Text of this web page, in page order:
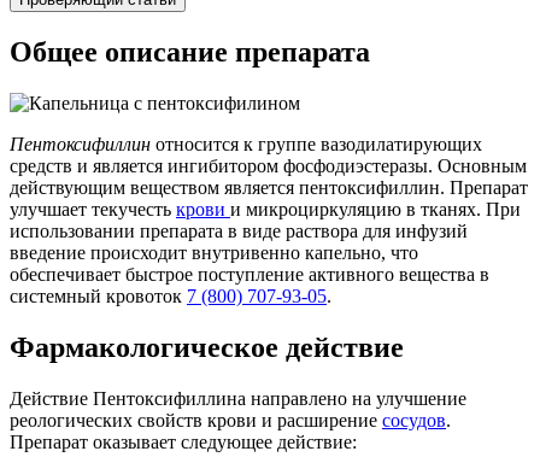
Общее описание препарата
Пентоксифиллин относится к группе вазодилатирующих
средств и является ингибитором фосфодиэстеразы. Основным
действующим веществом является пентоксифиллин. Препарат
улучшает текучесть крови и микроциркуляцию в тканях. При
использовании препарата в виде раствора для инфузий
введение происходит внутривенно капельно, что
обеспечивает быстрое поступление активного вещества в
системный кровоток 7 (800) 707-93-05.
Фармакологическое действие
Действие Пентоксифиллина направлено на улучшение
реологических свойств крови и расширение сосудов.
Препарат оказывает следующее действие: